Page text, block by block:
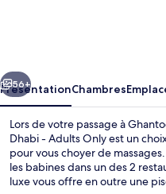
Dhabi
-
Adults
Only
Suivant
56+
PrésentationChambres
Lors de votre passage à
Dhabi - Adults Only est un
pour vous choyer de
les babines dans un des 2
luxe vous offre en outre une